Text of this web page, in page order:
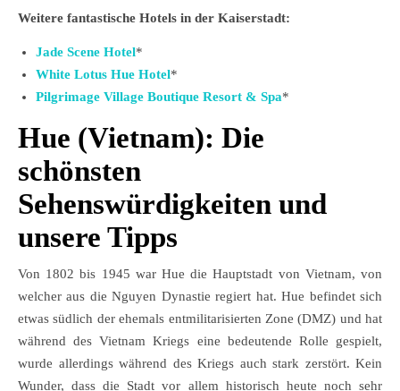
Weitere fantastische Hotels in der Kaiserstadt:
Jade Scene Hotel*
White Lotus Hue Hotel*
Pilgrimage Village Boutique Resort & Spa*
Hue (Vietnam): Die
schönsten
Sehenswürdigkeiten und
unsere Tipps
Von 1802 bis 1945 war Hue die Hauptstadt von Vietnam, von
welcher aus die Nguyen Dynastie regiert hat. Hue befindet sich
etwas südlich der ehemals entmilitarisierten Zone (DMZ) und hat
während des Vietnam Kriegs eine bedeutende Rolle gespielt,
wurde allerdings während des Kriegs auch stark zerstört. Kein
Wunder, dass die Stadt vor allem historisch heute noch sehr